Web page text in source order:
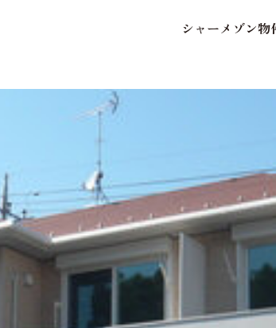
シ ャーメ ゾン物
新
市区郡・路線・駅から探す
地図から探す